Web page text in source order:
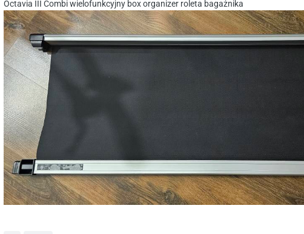
Octavia III Combi wielofunkcyjny box organizer roleta bagażnika